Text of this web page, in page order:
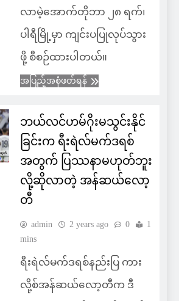
လာမဲ့အောက်တိုဘာ ၂၈ ရက်၊
ပါရီမြို့မှာ ကျင်းပပြုလုပ်သွား
ဖို့ စီစဉ်ထားပါတယ်။
အပြည့်အစုံဖတ်ရန်
ဘယ်လင်ဟမ်ဂိုးမသွင်းနိုင်
ခြင်းက ရီးရဲလ်မက်ဒရစ်
အတွက် ပြဿနာမဟုတ်ဘူး
လို့ဆိုလာတဲ့ အန်ဆယ်လော့
တီ
admin 2 years ago 0
1
mins
ရီးရဲလ်မက်ဒရစ်နည်းပြ ကား
လို့စ်အန်ဆယ်လော့တီက ဒီ